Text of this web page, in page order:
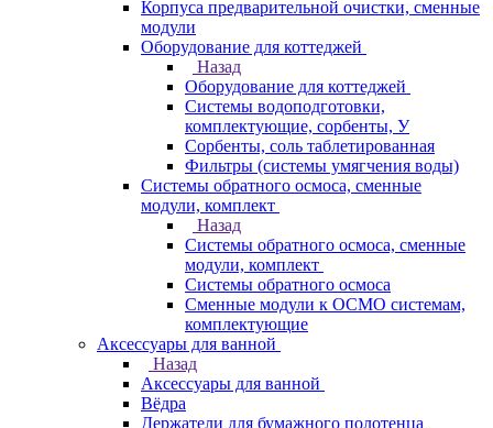
Корпуса предварительной очистки, сменные
модули
Оборудование для коттеджей
Назад
Оборудование для коттеджей
Системы водоподготовки,
комплектующие, сорбенты, У
Сорбенты, соль таблетированная
Фильтры (системы умягчения воды)
Системы обратного осмоса, сменные
модули, комплект
Назад
Системы обратного осмоса, сменные
модули, комплект
Системы обратного осмоса
Сменные модули к ОСМО системам,
комплектующие
Аксессуары для ванной
Назад
Аксессуары для ванной
Вёдра
Держатели для бумажного полотенца